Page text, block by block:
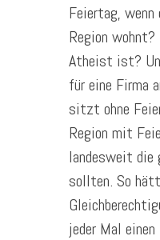
Feiertag,
Region
Atheist ist?
für eine Firma
sitzt ohne
Region mit
landesweit die
sollten. So
jeder Mal